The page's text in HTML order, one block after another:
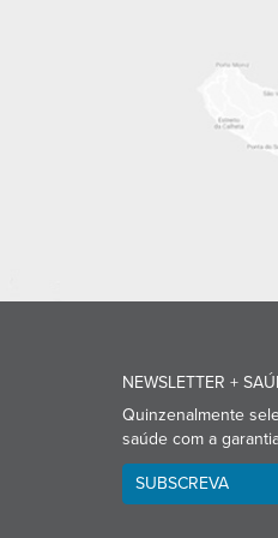
NEWSLETTER +
Quinzenalmente
saúde com a
SUBSCREVA